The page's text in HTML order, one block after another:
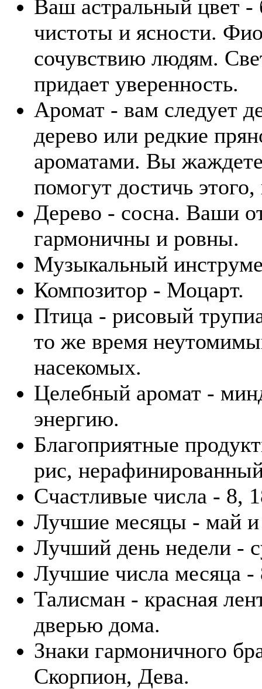
Ваш астральный цвет
чистоты и ясности.
сочувствию людям.
придает уверенность.
Аромат - вам следует
дерево или редкие
ароматами. Вы
помогут достичь
Дерево - сосна. Ваши
гармоничны и ровны.
Музыкальный
Композитор - Моцарт.
Птица - рисовый
то же время
насекомых.
Целебный аромат -
энергию.
Благоприятные
рис,
Счастливые числа - 8,
Лучшие месяцы - май
Лучший день недели -
Лучшие числа месяца -
Талисман - красная
дверью дома.
Знаки гармоничного
Скорпион, Дева.